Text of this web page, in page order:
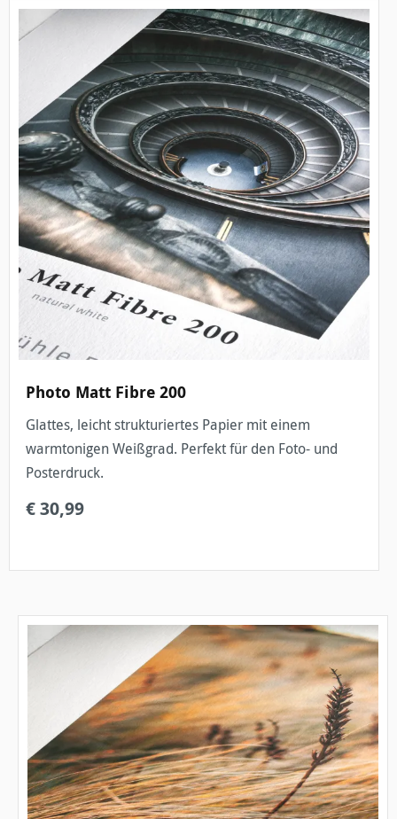
Photo Matt Fibre 200
Glattes, leicht strukturiertes Papier mit einem
warmtonigen Weißgrad. Perfekt für den Foto- und
Posterdruck.
€ 30,99